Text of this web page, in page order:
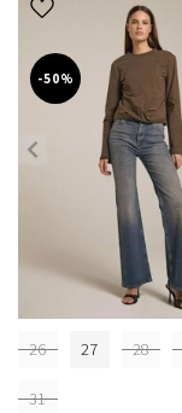
-50%
26 27 28
31